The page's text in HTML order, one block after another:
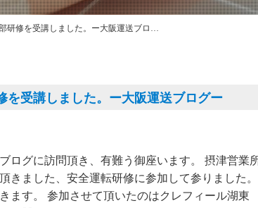
研修を受講しました。ー大阪運送ブロ…
を受講しました。ー大阪運送ブログー
ログに訪問頂き、有難う御座います。 摂津営業
きました、安全運転研修に参加して参りました
ます。 参加させて頂いたのはクレフィール湖